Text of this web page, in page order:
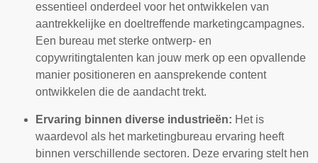
essentieel onderdeel voor het ontwikkelen van
aantrekkelijke en doeltreffende marketingcampagnes.
Een bureau met sterke ontwerp- en
copywritingtalenten kan jouw merk op een opvallende
manier positioneren en aansprekende content
ontwikkelen die de aandacht trekt.
Ervaring binnen diverse industrieën: Het is
waardevol als het marketingbureau ervaring heeft
binnen verschillende sectoren. Deze ervaring stelt hen